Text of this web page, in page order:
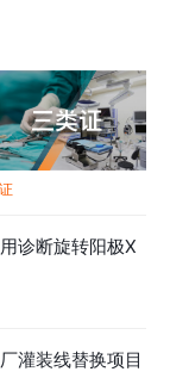
诊断旋转阳极X
灌装线替换项目